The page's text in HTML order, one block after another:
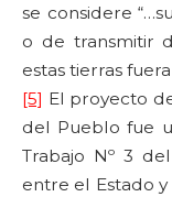
se considere
o de transmitir
estas tierras
[5] El proyecto
del Pueblo fue
Trabajo Nº 3
entre el Estado